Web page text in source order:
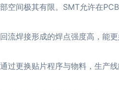
空间极其有限。SMT允许在
流焊接形成的焊点强度高，能
过更换贴片程序与物料，生产